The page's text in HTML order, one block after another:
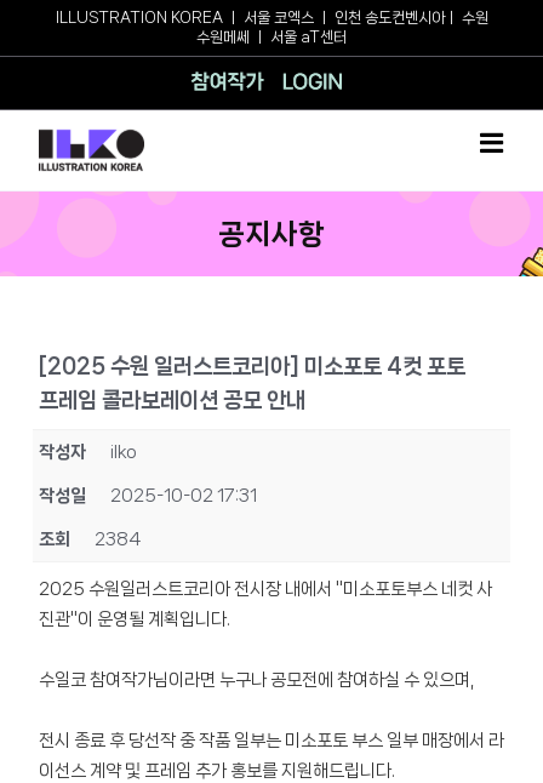
ILLUSTRATION KOREAㅣ 서울 코엑스 인천 송도컨벤시아ㅣ 수원
수원메쎄
서울 aT센터
참여작가
공지사항
[2025 수원 일러스트코리아] 미소포토 4컷 포토
프레임 콜라보레이션 공모 안내
작성자 ilko
작성일 2025-10-02 17:31
조회 2384
2025 수원일러스트코리아 전시장 내에서 "미소포토부스 네컷 사
진관"이 운영될 계획입니다.
수일코 참여작가님이라면 누구나 공모전에 참여하실 수 있으며,
전시 종료 후 당선작 중 작품 일부는 미소포토 부스 일부 매장에서 라
이선스 계약 및 프레임 추가 홍보를 지원해드립니다.